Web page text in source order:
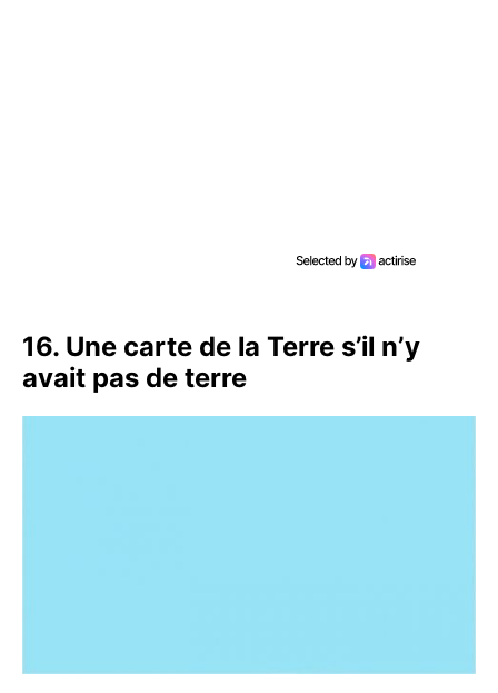
16. Une carte de la Terre s’il n’y
avait pas de terre